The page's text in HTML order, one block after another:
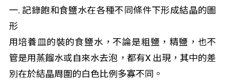
一. 記錄飽和食鹽水在各種不同條件下形成結晶的圖
形
用培養皿的裝的食鹽水，不論是粗鹽，精鹽，也不
管是用蒸餾水或自來水去泡，都有X 出現，其中的差
別在於結晶周圍的白色比例多寡不同。